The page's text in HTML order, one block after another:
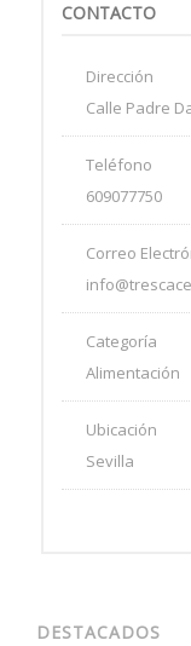
CONTACTO
Dirección
Calle Padre
Teléfono
609077750
Correo
Categoría
Alimentación
Ubicación
Sevilla
DESTACADOS